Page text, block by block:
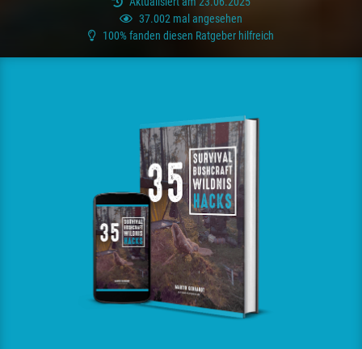
37.002 mal angesehen
100% fanden diesen Ratgeber hilfreich